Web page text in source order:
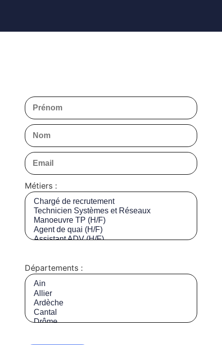
Métiers :
Départements :